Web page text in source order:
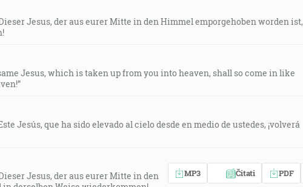
Jesus, der aus eurer Mitte in den Himmel emporgehoben worden ist,
Jesus, which is taken up from you into heaven, shall so come in like
Jesús, que ha sido elevado al cielo desde en medio de ustedes, ¡volverá
Jesus, der aus eurer Mitte in den
MP3 Čitati PDF